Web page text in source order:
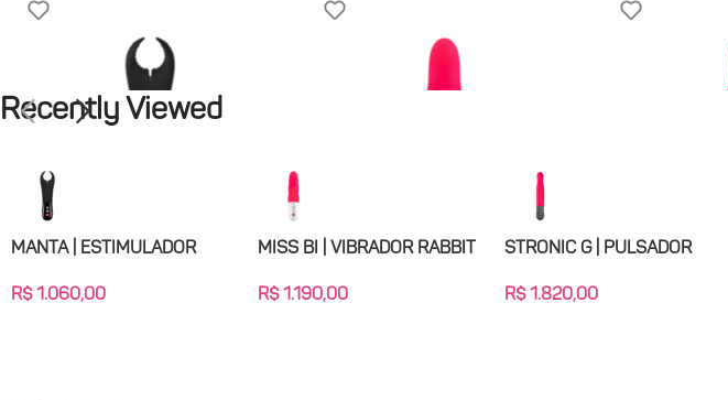
Recently Viewed
MANTA | ESTIMULADOR
R$1.060,00
MISS BI | VIBRADOR RABBIT
R$1.190,00
STRONIC G | PULSADOR
R$1.820,00